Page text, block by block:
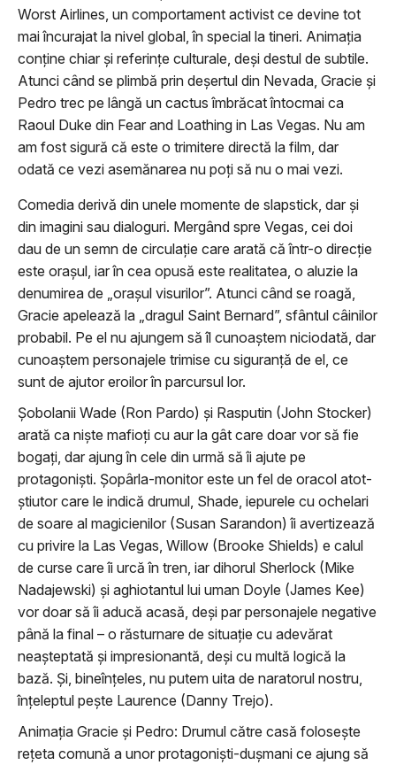
Worst Airlines, un comportament activist ce devine tot
mai încurajat la nivel global, în special la tineri. Animația
conține chiar și referințe culturale, deși destul de subtile.
Atunci când se plimbă prin deșertul din Nevada, Gracie și
Pedro trec pe lângă un cactus îmbrăcat întocmai ca
Raoul Duke din Fear and Loathing in Las Vegas. Nu am
am fost sigură că este o trimitere directă la film, dar
odată ce vezi asemănarea nu poți să nu o mai vezi.
Comedia derivă din unele momente de slapstick, dar și
din imagini sau dialoguri. Mergând spre Vegas, cei doi
dau de un semn de circulație care arată că într-o direcție
este orașul, iar în cea opusă este realitatea, o aluzie la
denumirea de „orașul visurilor”. Atunci când se roagă,
Gracie apelează la „dragul Saint Bernard”, sfântul câinilor
probabil. Pe el nu ajungem să îl cunoaștem niciodată, dar
cunoaștem personajele trimise cu siguranță de el, ce
sunt de ajutor eroilor în parcursul lor.
Șobolanii Wade (Ron Pardo) și Rasputin (John Stocker)
arată ca niște mafioți cu aur la gât care doar vor să fie
bogați, dar ajung în cele din urmă să îi ajute pe
protagoniști. Șopârla-monitor este un fel de oracol atot-
știutor care le indică drumul, Shade, iepurele cu ochelari
de soare al magicienilor (Susan Sarandon) îi avertizează
cu privire la Las Vegas, Willow (Brooke Shields) e calul
de curse care îi urcă în tren, iar dihorul Sherlock (Mike
Nadajewski) și aghiotantul lui uman Doyle (James Kee)
vor doar să îi aducă acasă, deși par personajele negative
până la final – o răsturnare de situație cu adevărat
neașteptată și impresionantă, deși cu multă logică la
bază. Și, bineînțeles, nu putem uita de naratorul nostru,
înțeleptul pește Laurence (Danny Trejo).
Animația Gracie și Pedro: Drumul către casă folosește
rețeta comună a unor protagoniști-dușmani ce ajung să